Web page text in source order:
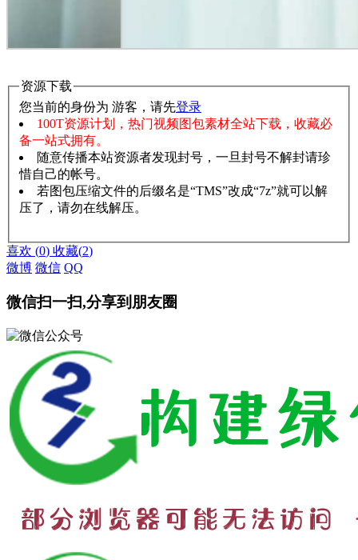
资源下载
您当前的身份为 游客，请先登录
100T资源计划，热门视频图包素材全站下载，收藏必
备一站式拥有。
随意传播本站资源者发现封号，一旦封号不解封请珍
惜自己的帐号。
若图包压缩文件的后缀名是“TMS”改成“7z”就可以解
压了，请勿在线解压。
喜欢 (0) 收藏(2)
微博 微信 QQ
微信扫一扫,分享到朋友圈